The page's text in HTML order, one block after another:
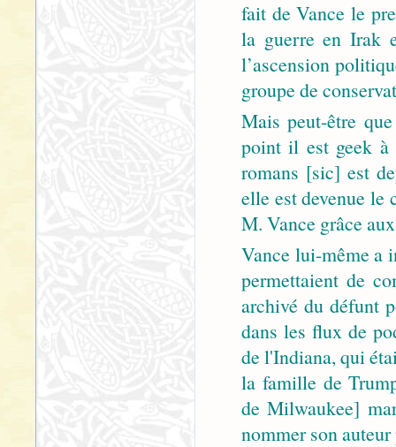
fait de Vance le
la guerre en Irak
l’ascension
groupe de
Mais peut-être
point il est geek
romans [sic] est
elle est devenue le
M. Vance grâce
Vance lui-même a
permettaient de
archivé du défunt
dans les flux de
de l'Indiana, qui
la famille de
de Milwaukee]
nommer son auteur